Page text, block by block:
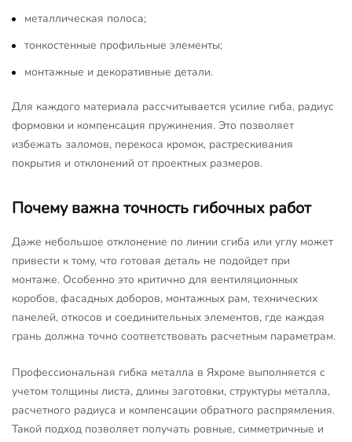
металлическая полоса;
тонкостенные профильные элементы;
монтажные и декоративные детали.
Для каждого материала рассчитывается усилие гиба, радиус
формовки и компенсация пружинения. Это позволяет
избежать заломов, перекоса кромок, растрескивания
покрытия и отклонений от проектных размеров.
Почему важна точность гибочных работ
Даже небольшое отклонение по линии сгиба или углу может
привести к тому, что готовая деталь не подойдет при
монтаже. Особенно это критично для вентиляционных
коробов, фасадных доборов, монтажных рам, технических
панелей, откосов и соединительных элементов, где каждая
грань должна точно соответствовать расчетным параметрам.
Профессиональная гибка металла в Яхроме выполняется с
учетом толщины листа, длины заготовки, структуры металла,
расчетного радиуса и компенсации обратного распрямления.
Такой подход позволяет получать ровные, симметричные и